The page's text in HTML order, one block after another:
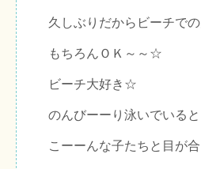
久しぶりだからビーチで
もちろんＯＫ～～☆
ビーチ大好き☆
のんびーーり泳いでいる
こーーんな子たちと目が